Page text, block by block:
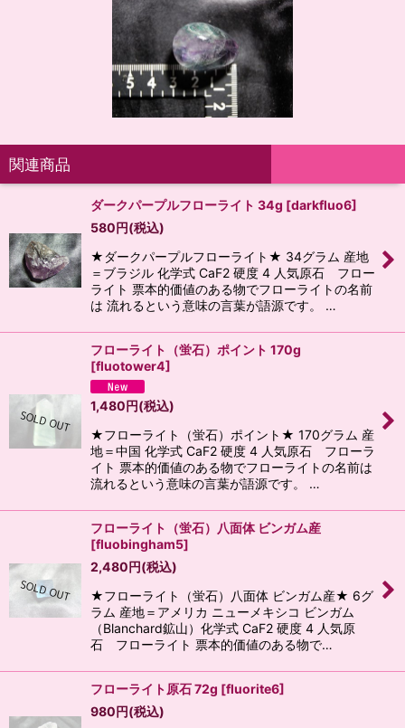
関連商品
ダークパープルフローライト 34g [darkfluo6]
580円(税込)
★ダークパープルフローライト★ 34グラム 産地
＝ブラジル 化学式 CaF2 硬度 4 人気原石 フロー
ライト 票本的価値のある物でフローライトの名前
は 流れるという意味の言葉が語源です。 …
フローライト（蛍石）ポイント 170g
[fluotower4]
1,480円(税込)
★フローライト（蛍石）ポイント★ 170グラム 産
地＝中国 化学式 CaF2 硬度 4 人気原石 フローラ
イト 票本的価値のある物でフローライトの名前は
流れるという意味の言葉が語源です。 …
フローライト（蛍石）八面体 ビンガム産
[fluobingham5]
2,480円(税込)
★フローライト（蛍石）八面体 ビンガム産★ 6グ
ラム 産地＝アメリカ ニューメキシコ ビンガム
（Blanchard鉱山）化学式 CaF2 硬度 4 人気原
石 フローライト 票本的価値のある物で…
フローライト原石 72g [fluorite6]
980円(税込)